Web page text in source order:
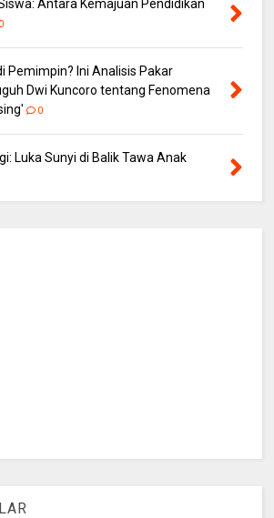
Antara Kemajuan Pendidikan
0
Pemimpin? Ini Analisis Pakar
Dwi Kuncoro tentang Fenomena
0
Luka Sunyi di Balik Tawa Anak